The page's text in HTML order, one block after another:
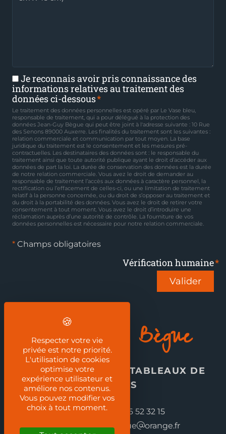
Je reconnais avoir pris connaissance des
informations relatives au traitement des
données ci-dessous
Le traitement des données personnelles est opéré par Le Vase bleu,
responsable de traitement, qui a pour délégué à la protection des
données Jean-Guy Bègue qui peut être joint à l'adresse suivante : 10 Rue
des Senons 89000 Auxerre. Les finalités du traitement sont les suivantes :
relation commerciale et communication par tout moyen. La base
juridique du traitement est le consentement et les mesures pré-
contractuelles. Les destinataires des données sont : le responsable du
traitement ainsi que toute autorité publique ayant le droit d’accéder aux
données de part la loi. La durée de conservation des données est la durée
de notre relation commerciale. Vous avez le droit de demander au
responsable de traitement l’accès aux données à caractère personnel, la
rectification ou l’effacement de celles-ci, ou une limitation de traitement
relatif à la personne concernée, ou du droit de s’opposer au traitement et
du droit à la portabilité des données. Vous avez le droit de retirer votre
consentement à tout moment. Vous avez le droit d’introduire une
réclamation auprès d’une autorité de contrôle. La fourniture de vos
données personnelles est nécessaire pour notre relation commerciale.
* Champs obligatoires
Vérification humaine
Valider
Jean-Guy Bègue
REPRODUCTION DE TABLEAUX DE
MAÎTRES
Téléphone :
03 86 52 32 15
Email :jeanguy.begue orange.fr
Respecter votre vie
privée est notre priorité.
L'utilisation de cookies
optimise votre
expérience utilisateur et
améliore nos contenus.
Vous pouvez modifier vos
choix à tout moment.